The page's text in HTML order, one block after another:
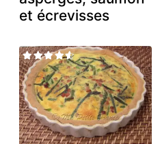
et écrevisses